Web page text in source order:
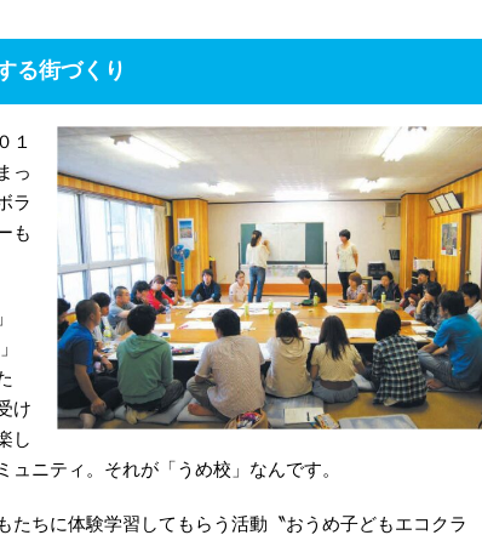
る街づくり
１
っ
ラ
も
け
し
ニティ。それが「うめ校」なんです。
たちに体験学習してもらう活動〝おうめ子どもエコクラ